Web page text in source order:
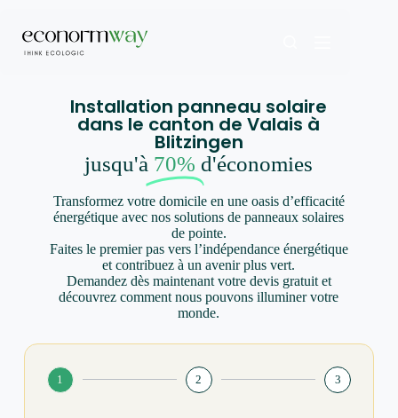
Installation panneau solaire
dans le canton de Valais à
Blitzingen
jusqu'à 70% d'économies
Transformez votre domicile en une oasis d’efficacité
énergétique avec nos solutions de panneaux solaires
de pointe.
Faites le premier pas vers l’indépendance énergétique
et contribuez à un avenir plus vert.
Demandez dès maintenant votre devis gratuit et
découvrez comment nous pouvons illuminer votre
monde.
1 2 3